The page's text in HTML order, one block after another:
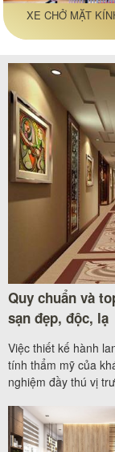
XE CHỞ MẶT
Quy chuẩn và
sạn đẹp, độc, lạ
Việc thiết kế hành
tính thẩm mỹ của
nghiệm đầy thú vị